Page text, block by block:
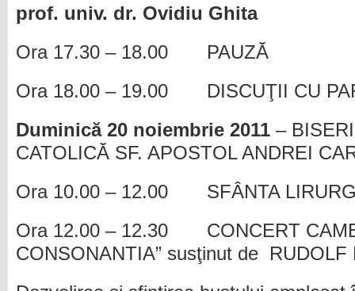
prof. univ. dr. Ovidiu Ghita
Ora 17.30 – 18.00 PAUZĂ
Ora 18.00 – 19.00 DISCUŢII CU
Duminică 20 noiembrie 2011 –
CATOLICĂ SF. APOSTOL ANDREI
Ora 10.00 – 12.00 SFÂNTA
Ora 12.00 – 12.30 CONCERT
CONSONANTIA” susţinut de RUDOLF